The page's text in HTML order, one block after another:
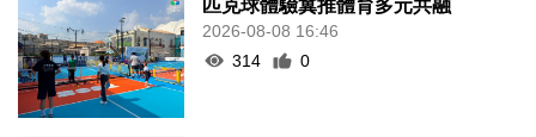
匹克球體驗冀推體育多元共融
2026-08-08 16:46
314
0